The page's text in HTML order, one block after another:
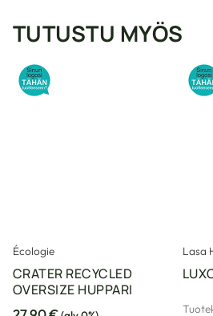
TUTUSTU MYÖS
Écologie
CRATER RECYCLED
OVERSIZE HUPPARI
Lasa